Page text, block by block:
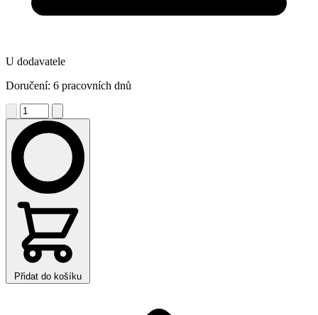
U dodavatele
Doručení: 6 pracovních dnů
Přidat do košíku